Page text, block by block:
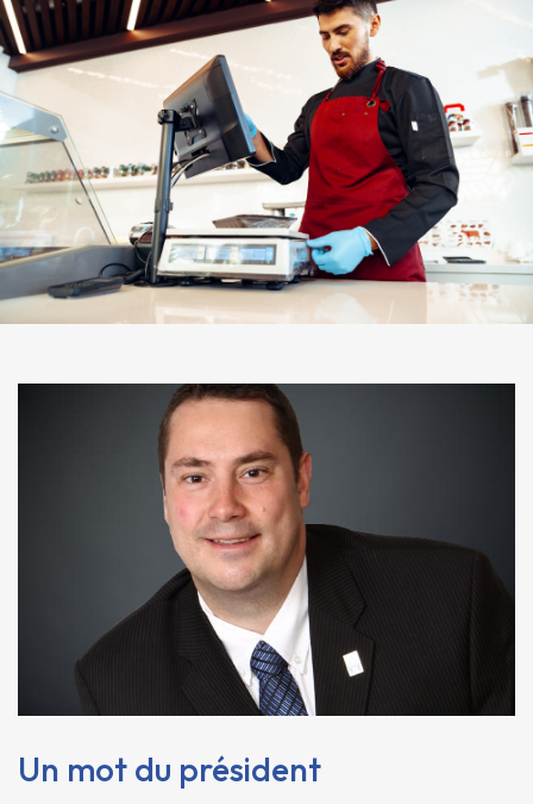
Un mot du président